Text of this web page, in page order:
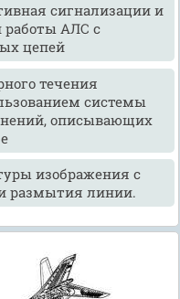
сигнализации и
АЛС с
цепей
течения
системы
описывающих
изображения с
размытия линии.